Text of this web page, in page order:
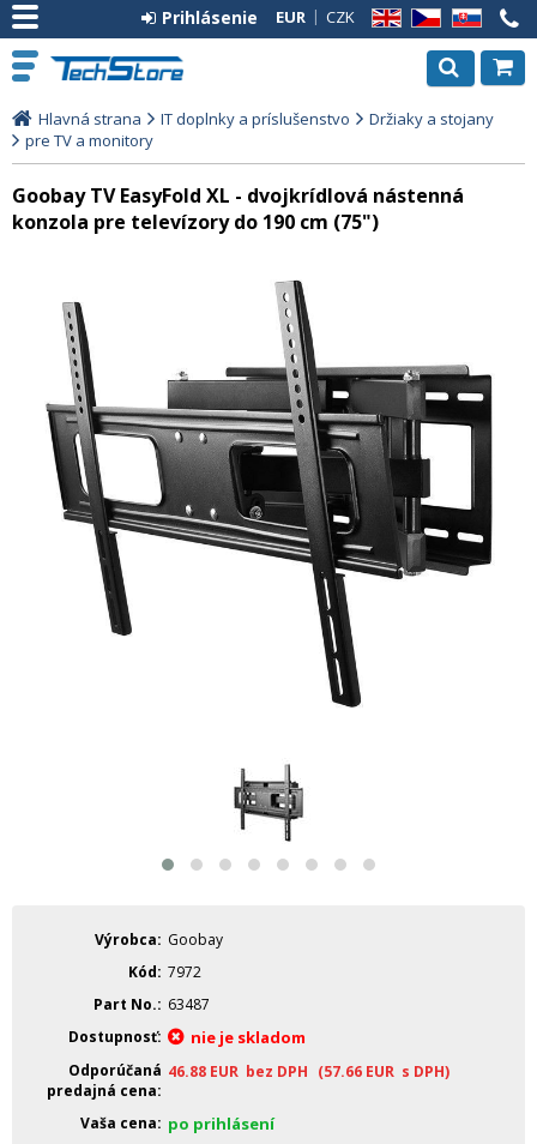
EN CZ SK
EUR CZK
Prihlásenie
Hlavná strana IT doplnky a príslušenstvo
Držiaky a stojany
pre TV a monitory
Goobay TV EasyFold XL - dvojkrídlová nástenná
konzola pre televízory do 190 cm (75")
Výrobca
Goobay
Kód 7972
Part No.
63487
Dostupnosť
nie je skladom
Odporúčaná
predajná cena
46.88 EUR bez DPH (57.66 EUR s DPH)
Vaša cena po prihlásení